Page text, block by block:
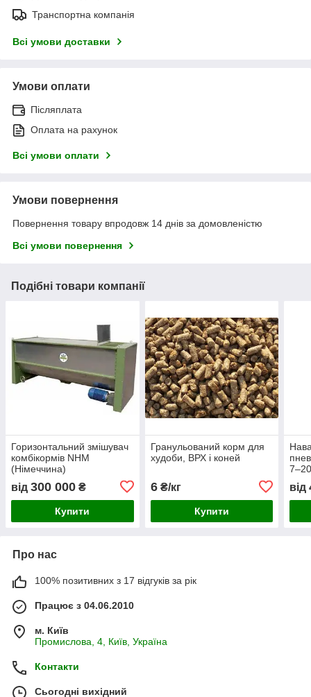
Транспортна компанія
Всі умови доставки
Умови оплати
Післяплата
Оплата на рахунок
Всі умови оплати
Умови повернення
Повернення товару впродовж 14 днів за домовленістю
Всі умови повернення
Подібні товари компанії
Горизонтальний змішувач
комбікормів NHM
(Німеччина)
від 300 000 ₴
Купити
Гранульований корм для
худоби, ВРХ і коней
6₴/кг
Купити
від
Про нас
100% позитивних з 17 відгуків за рік
Працює з 04.06.2010
м. Київ
Промислова, 4, Київ, Україна
Контакти
Сьогодні вихідний